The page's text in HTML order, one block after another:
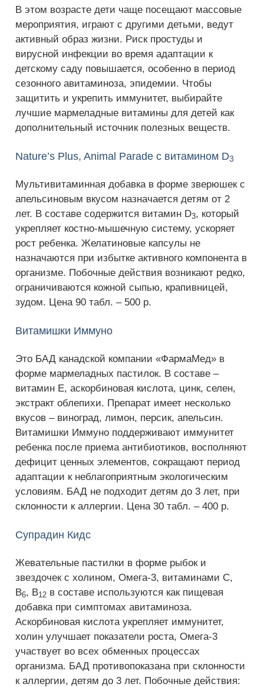
В этом возрасте дети чаще посещают массовые
мероприятия, играют с другими детьми, ведут
активный образ жизни. Риск простуды и
вирусной инфекции во время адаптации к
детскому саду повышается, особенно в период
сезонного авитаминоза, эпидемии. Чтобы
защитить и укрепить иммунитет, выбирайте
лучшие мармеладные витамины для детей как
дополнительный источник полезных веществ.
Nature’s Plus, Animal Parade с витамином D3
Мультивитаминная добавка в форме зверюшек с
апельсиновым вкусом назначается детям от 2
лет. В составе содержится витамин D3, который
укрепляет костно-мышечную систему, ускоряет
рост ребенка. Желатиновые капсулы не
назначаются при избытке активного компонента в
организме. Побочные действия возникают редко,
ограничиваются кожной сыпью, крапивницей,
зудом. Цена 90 табл. – 500 р.
Витамишки Иммуно
Это БАД канадской компании «ФармаМед» в
форме мармеладных пастилок. В составе –
витамин Е, аскорбиновая кислота, цинк, селен,
экстракт облепихи. Препарат имеет несколько
вкусов – виноград, лимон, персик, апельсин.
Витамишки Иммуно поддерживают иммунитет
ребенка после приема антибиотиков, восполняют
дефицит ценных элементов, сокращают период
адаптации к неблагоприятным экологическим
условиям. БАД не подходит детям до 3 лет, при
склонности к аллергии. Цена 30 табл. – 400 р.
Супрадин Кидс
Жевательные пастилки в форме рыбок и
звездочек с холином, Омега-3, витаминами С,
В6, В12 в составе используются как пищевая
добавка при симптомах авитаминоза.
Аскорбиновая кислота укрепляет иммунитет,
холин улучшает показатели роста, Омега-3
участвует во всех обменных процессах
организма. БАД противопоказана при склонности
к аллергии, детям до 3 лет. Побочные действия: